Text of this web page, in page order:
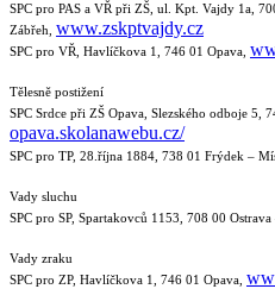
SPC pro PAS a VŘ při ZŠ, ul. Kpt. Vajdy 1a,
Zábřeh, www.zskptvajdy.cz
SPC pro VŘ, Havlíčkova 1, 746 01 Opava,
Tělesně postižení
SPC Srdce při ZŠ Opava, Slezského odboje 5,
opava.skolanawebu.cz/
SPC pro TP, 28.října 1884, 738 01 Frýdek –
Vady sluchu
SPC pro SP, Spartakovců 1153, 708 00 Ostrava
Vady zraku
SPC pro ZP, Havlíčkova 1, 746 01 Opava,